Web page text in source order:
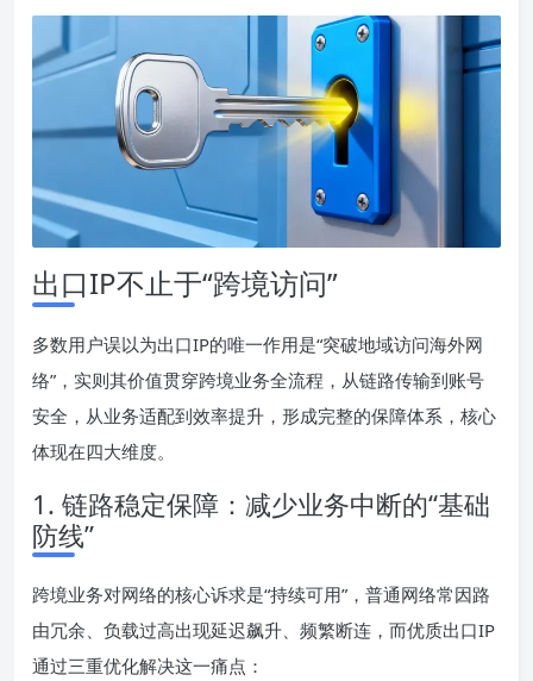
出口IP不止于“跨境访问”
多数用户误以为出口IP的唯一作用是“突破地域访问海外网
络”，实则其价值贯穿跨境业务全流程，从链路传输到账号
安全，从业务适配到效率提升，形成完整的保障体系，核心
体现在四大维度。
1. 链路稳定保障：减少业务中断的“基础
防线”
跨境业务对网络的核心诉求是“持续可用”，普通网络常因路
由冗余、负载过高出现延迟飙升、频繁断连，而优质出口IP
通过三重优化解决这一痛点：